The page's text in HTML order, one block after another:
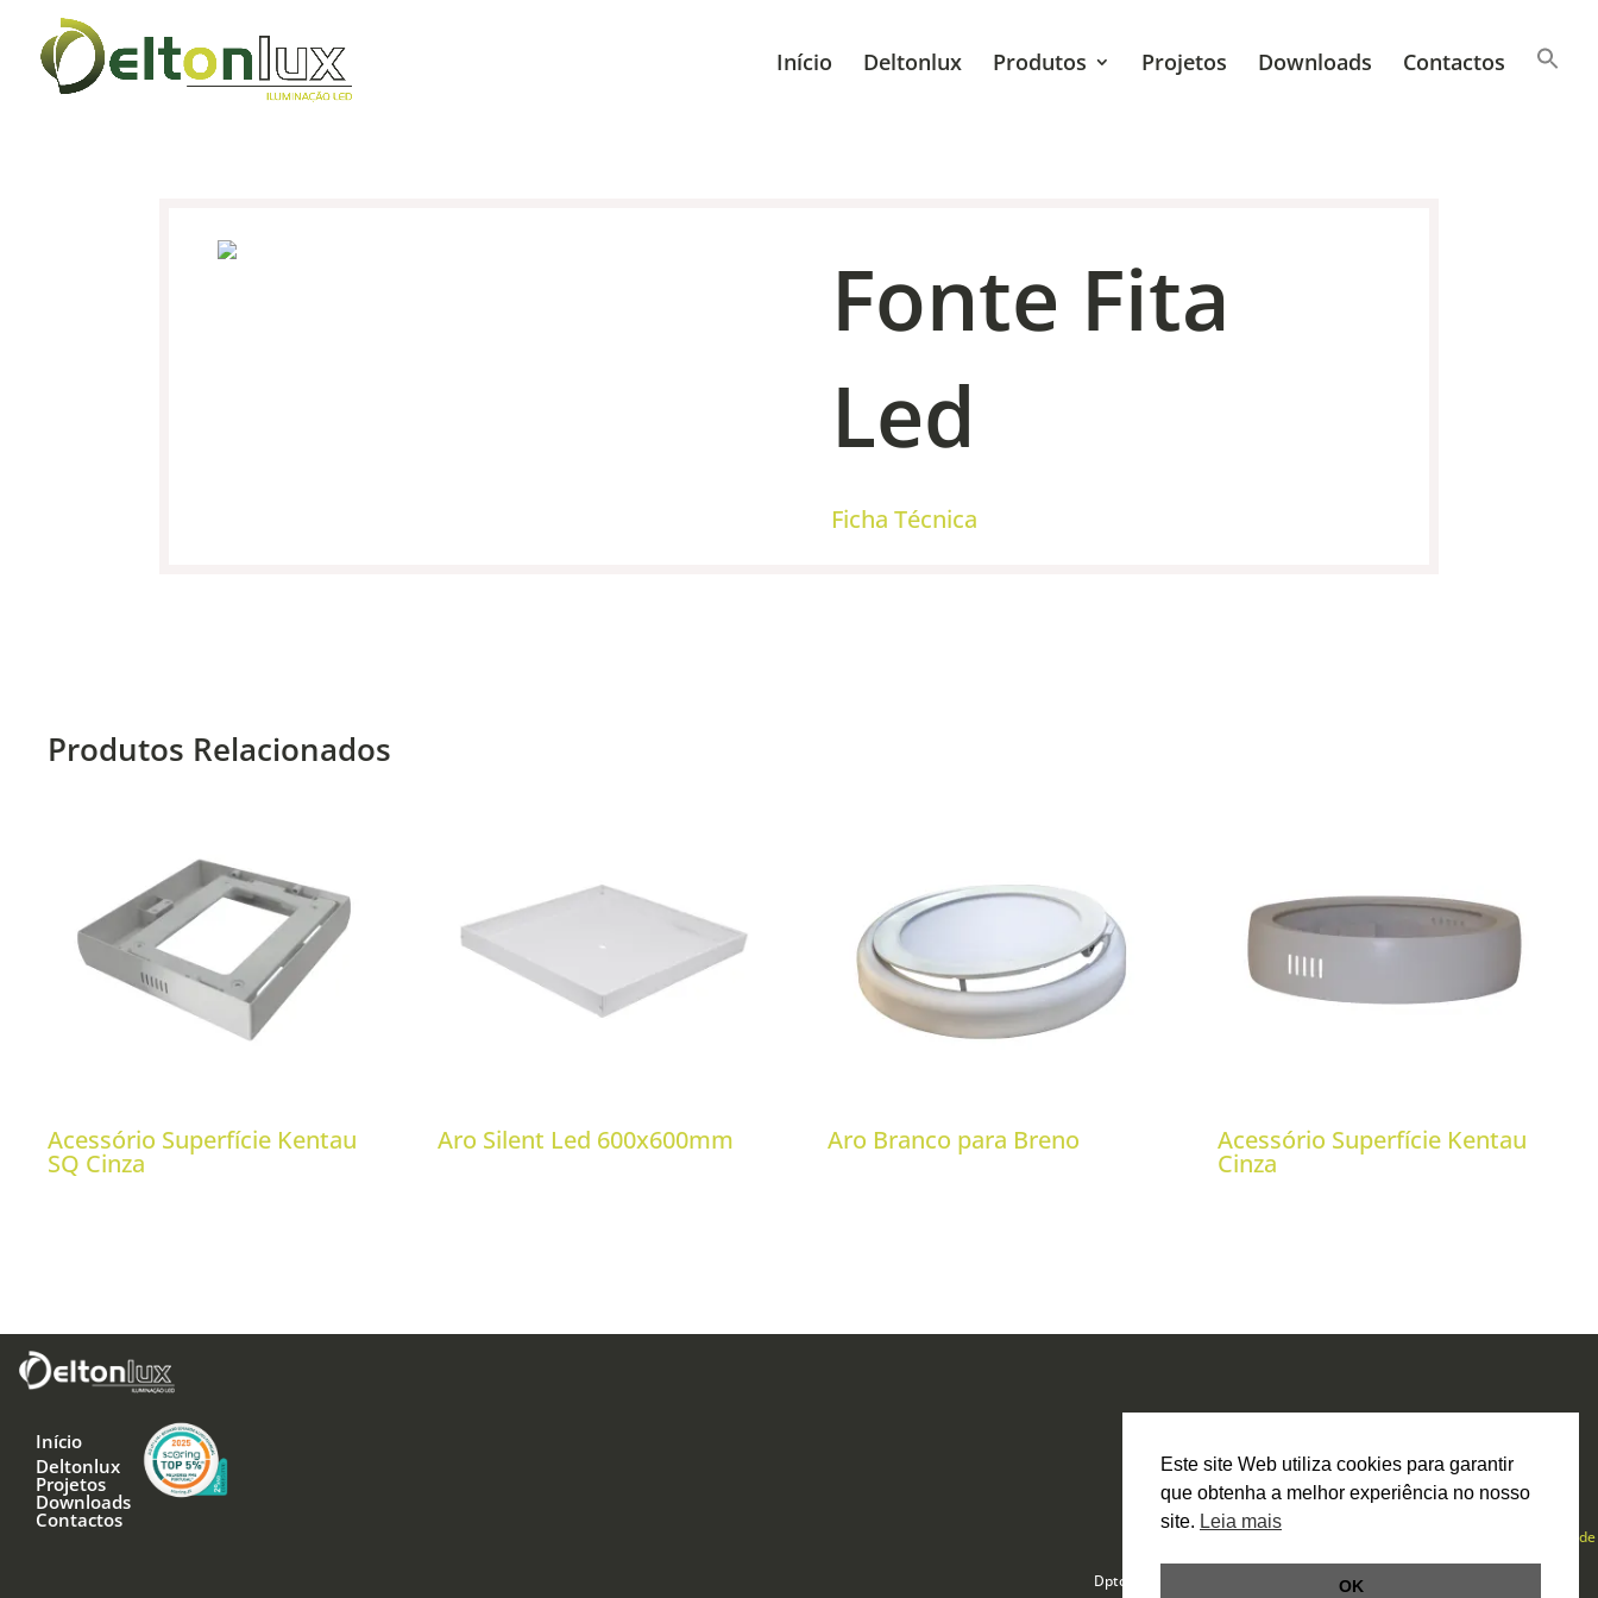
Início Deltonlux Produtos Projetos Downloads Contactos
Fonte Fita
Led
Ficha Técnica
Produtos Relacionados
Acessório Superfície Kentau
SQ Cinza
Aro Silent Led 600x600mm Aro Branco para Breno Acessório Superfície Kentau
Cinza
Início
Deltonlux
Projetos
Downloads
Contactos
Política de Privacidade
Livro de Reclamações Online
Dpto. Técnico por
Este site Web utiliza cookies para garantir
que obtenha a melhor experiência no nosso
site. Leia mais
OK